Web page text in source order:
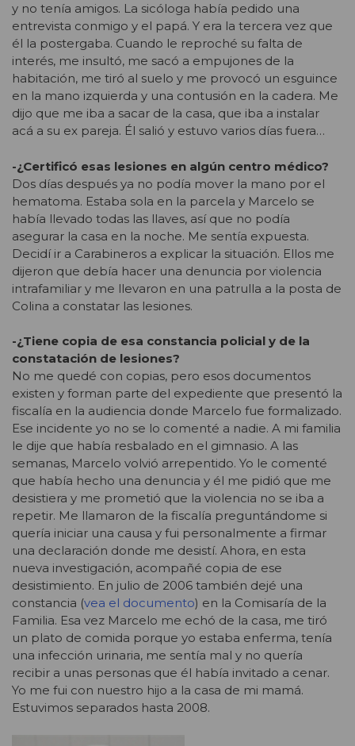
y no tenía amigos. La sicóloga había pedido una
entrevista conmigo y el papá. Y era la tercera vez que
él la postergaba. Cuando le reproché su falta de
interés, me insultó, me sacó a empujones de la
habitación, me tiró al suelo y me provocó un esguince
en la mano izquierda y una contusión en la cadera. Me
dijo que me iba a sacar de la casa, que iba a instalar
acá a su ex pareja. Él salió y estuvo varios días fuera…
-¿Certificó esas lesiones en algún centro médico?
Dos días después ya no podía mover la mano por el
hematoma. Estaba sola en la parcela y Marcelo se
había llevado todas las llaves, así que no podía
asegurar la casa en la noche. Me sentía expuesta.
Decidí ir a Carabineros a explicar la situación. Ellos me
dijeron que debía hacer una denuncia por violencia
intrafamiliar y me llevaron en una patrulla a la posta de
Colina a constatar las lesiones.
-¿Tiene copia de esa constancia policial y de la
constatación de lesiones?
No me quedé con copias, pero esos documentos
existen y forman parte del expediente que presentó la
fiscalía en la audiencia donde Marcelo fue formalizado.
Ese incidente yo no se lo comenté a nadie. A mi familia
le dije que había resbalado en el gimnasio. A las
semanas, Marcelo volvió arrepentido. Yo le comenté
que había hecho una denuncia y él me pidió que me
desistiera y me prometió que la violencia no se iba a
repetir. Me llamaron de la fiscalía preguntándome si
quería iniciar una causa y fui personalmente a firmar
una declaración donde me desistí. Ahora, en esta
nueva investigación, acompañé copia de ese
desistimiento. En julio de 2006 también dejé una
constancia (vea el documento) en la Comisaría de la
Familia. Esa vez Marcelo me echó de la casa, me tiró
un plato de comida porque yo estaba enferma, tenía
una infección urinaria, me sentía mal y no quería
recibir a unas personas que él había invitado a cenar.
Yo me fui con nuestro hijo a la casa de mi mamá.
Estuvimos separados hasta 2008.